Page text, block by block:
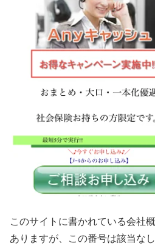
このサイトに書かれている会社
ありますが、この番号は該当な